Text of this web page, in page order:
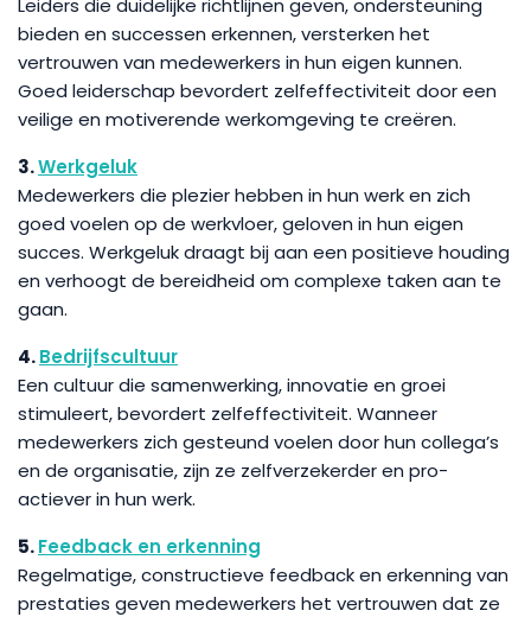
Leiders die duidelijke richtlijnen geven, ondersteuning
bieden en successen erkennen, versterken het
vertrouwen van medewerkers in hun eigen kunnen.
Goed leiderschap bevordert zelfeffectiviteit door een
veilige en motiverende werkomgeving te creëren.
3.Werkgeluk
Medewerkers die plezier hebben in hun werk en zich
goed voelen op de werkvloer, geloven in hun eigen
succes. Werkgeluk draagt bij aan een positieve houding
en verhoogt de bereidheid om complexe taken aan te
gaan.
4.Bedrijfscultuur
Een cultuur die samenwerking, innovatie en groei
stimuleert, bevordert zelfeffectiviteit. Wanneer
medewerkers zich gesteund voelen door hun collega’s
en de organisatie, zijn ze zelfverzekerder en pro-
actiever in hun werk.
5.Feedback en erkenning
Regelmatige, constructieve feedback en erkenning van
prestaties geven medewerkers het vertrouwen dat ze